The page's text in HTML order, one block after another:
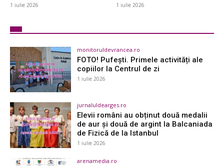
1 iulie 2026 1 iulie 2026
monitoruldevrancea.ro
FOTO! Pufești. Primele activități ale
copiilor la Centrul de zi
1 iulie 2026
jurnaluldearges.ro
Elevii români au obținut două medalii
de aur și două de argint la Balcaniada
de Fizică de la Istanbul
1 iulie 2026
arenamedia.ro